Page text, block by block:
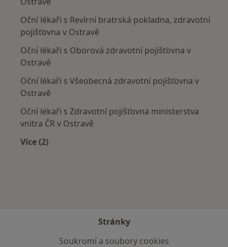
Oční lékaři s Revírní bratrská pokladna, zdravotní
pojišťovna v Ostravě
Oční lékaři s Oborová zdravotní pojišťovna v
Ostravě
Oční lékaři s Všeobecná zdravotní pojišťovna v
Ostravě
Oční lékaři s Zdravotní pojišťovna ministerstva
vnitra ČR v Ostravě
Více (2)
Stránky
Soukromí a soubory cookies